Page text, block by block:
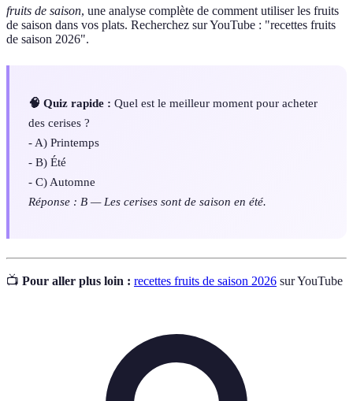
fruits de saison, une analyse complète de comment utiliser les fruits
de saison dans vos plats. Recherchez sur YouTube : "recettes fruits
de saison 2026".
🧠 Quiz rapide : Quel est le meilleur moment pour acheter
des cerises ?
- A) Printemps
- B) Été
- C) Automne
Réponse : B — Les cerises sont de saison en été.
📺 Pour aller plus loin : recettes fruits de saison 2026 sur YouTube